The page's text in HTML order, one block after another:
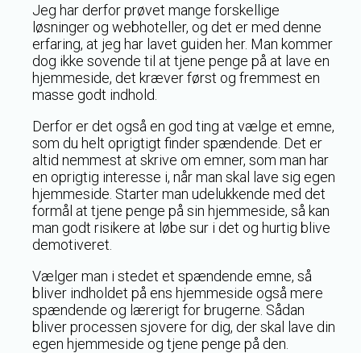
Jeg har derfor prøvet mange forskellige
løsninger og webhoteller, og det er med denne
erfaring, at jeg har lavet guiden her. Man kommer
dog ikke sovende til at tjene penge på at lave en
hjemmeside, det kræver først og fremmest en
masse godt indhold.
Derfor er det også en god ting at vælge et emne,
som du helt oprigtigt finder spændende. Det er
altid nemmest at skrive om emner, som man har
en oprigtig interesse i, når man skal lave sig egen
hjemmeside. Starter man udelukkende med det
formål at tjene penge på sin hjemmeside, så kan
man godt risikere at løbe sur i det og hurtig blive
demotiveret.
Vælger man i stedet et spændende emne, så
bliver indholdet på ens hjemmeside også mere
spændende og lærerigt for brugerne. Sådan
bliver processen sjovere for dig, der skal lave din
egen hjemmeside og tjene penge på den.